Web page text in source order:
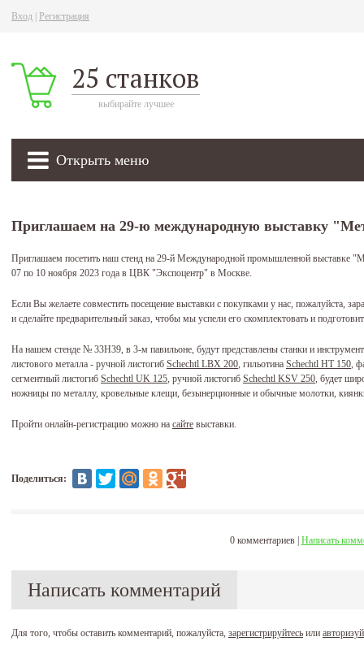
Вход Регистрация
25 станков
выбирайте лучшее
Открыть меню
Приглашаем на 29-ю международную выставку
Приглашаем посетить наш стенд на 29-й Международной промышленной выставке
07 по 10 ноября 2023 года в ЦВК "Экспоцентр" в Москве.
Если Вы желаете совместить посещение выставки с покупками у нас, пожалуйста,
и сделайте предварительный заказ, чтобы мы успели его скомплектовать и
На нашем стенде № 33Н39, в 3-м павильоне, будут представлены станки и
листового металла - ручной листогиб Schechtl LBX 200, гильотина Schechtl HT 150,
сегментный листогиб Schechtl UK 125, ручной листогиб Schechtl KSV 250, будет
ножницы по металлу, кровельные клещи, безынерционные и обычные молотки,
Пройти онлайн-регистрацию можно на сайте выставки.
Поделиться:
0 комментариев | Написать
Написать комментарий
Для того, чтобы оставить комментарий, пожалуйста, зарегистрируйтесь или